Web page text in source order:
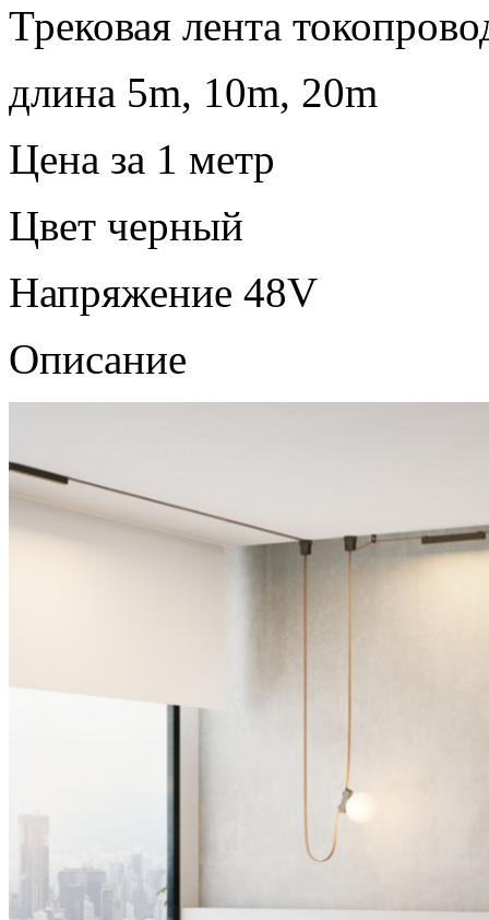
Трековая лента
длина 5m, 10m, 20m
Цена за 1 метр
Цвет черный
Напряжение 48V
Описание